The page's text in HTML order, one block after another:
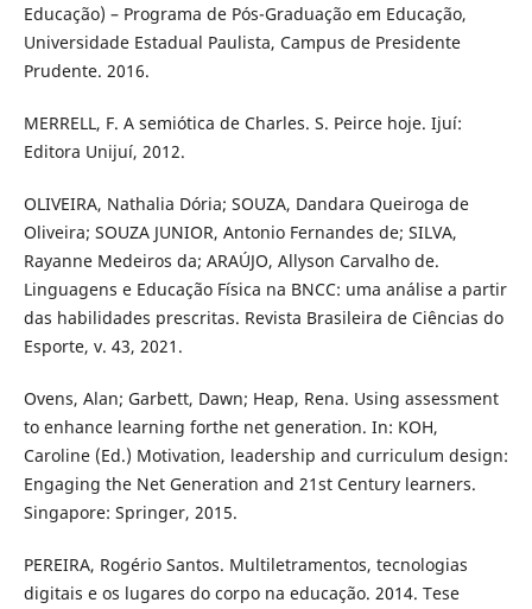
Educação) – Programa de Pós-Graduação em Educação,
Universidade Estadual Paulista, Campus de Presidente
Prudente. 2016.
MERRELL, F. A semiótica de Charles. S. Peirce hoje. Ijuí:
Editora Unijuí, 2012.
OLIVEIRA, Nathalia Dória; SOUZA, Dandara Queiroga de
Oliveira; SOUZA JUNIOR, Antonio Fernandes de; SILVA,
Rayanne Medeiros da; ARAÚJO, Allyson Carvalho de.
Linguagens e Educação Física na BNCC: uma análise a partir
das habilidades prescritas. Revista Brasileira de Ciências do
Esporte, v. 43, 2021.
Ovens, Alan; Garbett, Dawn; Heap, Rena. Using assessment
to enhance learning forthe net generation. In: KOH,
Caroline (Ed.) Motivation, leadership and curriculum design:
Engaging the Net Generation and 21st Century learners.
Singapore: Springer, 2015.
PEREIRA, Rogério Santos. Multiletramentos, tecnologias
digitais e os lugares do corpo na educação. 2014. Tese